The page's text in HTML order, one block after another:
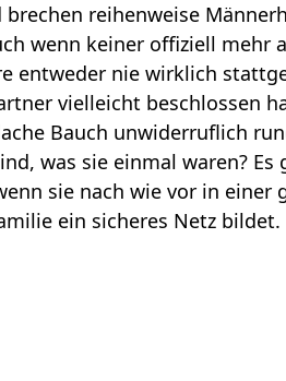
reihenweise
wenn keiner offiziell mehr
entweder nie wirklich
vielleicht beschlossen
Bauch unwiderruflich
was sie einmal waren? Es
sie nach wie vor in einer
ein sicheres Netz bildet.